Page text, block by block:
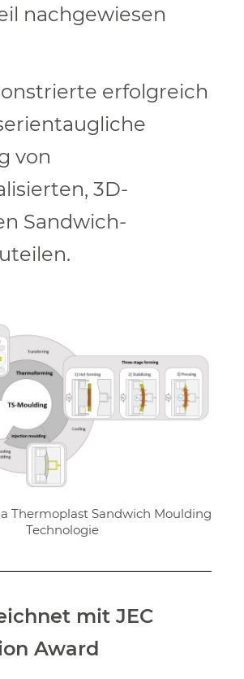
nachgewiesen
erfolgreich
von
3D-
Sandwich-
Thermoplast Sandwich Moulding
Technologie
mit JEC
Award